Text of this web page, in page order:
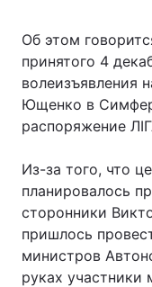
Об этом
принятого 4
волеизъявления
Ющенко в
распоряжение
Из-за того, что
планировалось
сторонники
пришлось
министров
руках участники